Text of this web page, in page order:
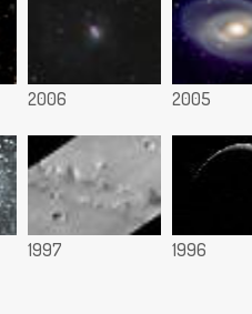
2006 2005
1997 1996